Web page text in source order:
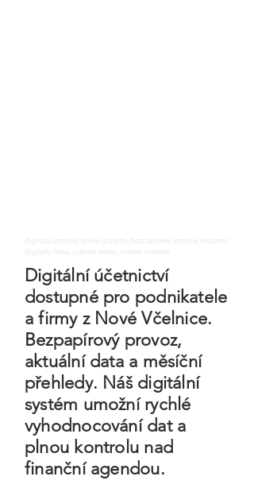
digitalni uctnictvi, online uctnictvi, bezpapirove uctnictvi, moderni
digitalni firma, uctarna online, ontime uctovani
Digitální účetnictví
dostupné pro podnikatele
a firmy z Nové Včelnice.
Bezpapírový provoz,
aktuální data a měsíční
přehledy. Náš digitální
systém umožní rychlé
vyhodnocování dat a
plnou kontrolu nad
finanční agendou.